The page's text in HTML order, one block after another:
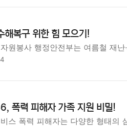
해복구 위한 힘 모으기!
원봉사 행정안전부는 여름철 재
폭력 피해자 가족 지원 비밀!
스 폭력 피해자는 다양한 형태의